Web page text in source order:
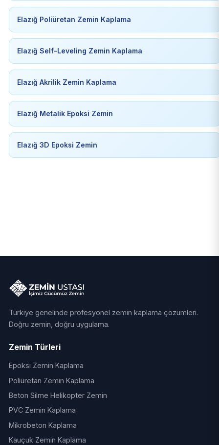
Elazığ Poliüretan Zemin Kaplama
Elazığ Self-Leveling Zemin Kaplama
Elazığ Akrilik Zemin Kaplama
Elazığ Metalik Epoksi Zemin
Elazığ 3D Epoksi Zemin
Türkiye genelinde profesyonel zemin kaplama çözümleri.
Doğru zemin, doğru uygulama.
Zemin Türleri
Epoksi Zemin Kaplama
Poliüretan Zemin Kaplama
Beton Silme Helikopter Zemin
PVC Zemin Kaplama
Mikrobeton Kaplama
Kauçuk Zemin Kaplama